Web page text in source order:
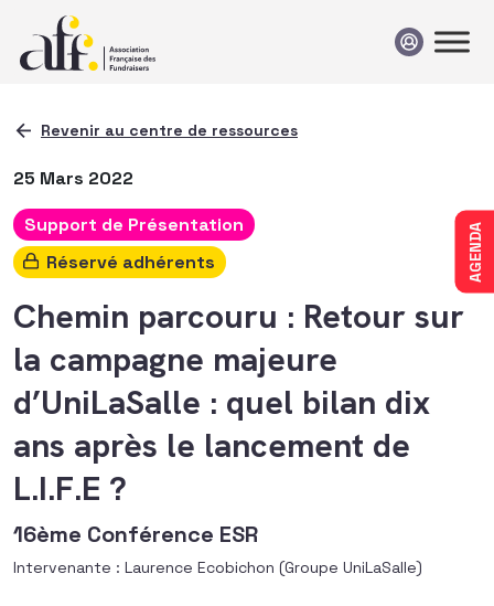
AGENDA
Revenir au centre de ressources
25 Mars 2022
Support de Présentation
Réservé adhérents
Chemin parcouru : Retour sur
la campagne majeure
d’UniLaSalle : quel bilan dix
ans après le lancement de
L.I.F.E ?
16ème Conférence ESR
Intervenante : Laurence Ecobichon (Groupe UniLaSalle)